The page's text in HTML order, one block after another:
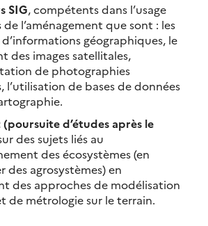
SIG, compétents dans l’usage
l’aménagement que sont : les
géographiques, le
des images satellitales,
de photographies
l’utilisation de bases de données
d’études après le
des sujets liés au
des écosystèmes (en
des agrosystèmes) en
des approches de modélisation
de métrologie sur le terrain.